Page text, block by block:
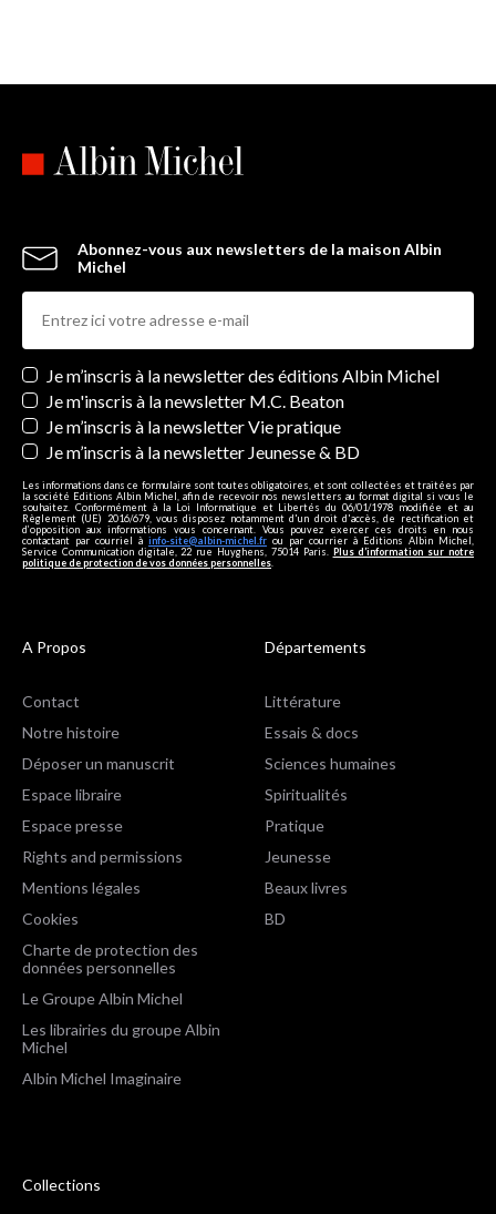
Abonnez-vous aux newsletters de la maison Albin
Michel
Newsletters
Je m’inscris à la newsletter des éditions Albin Michel
Je m'inscris à la newsletter M.C. Beaton
Je m’inscris à la newsletter Vie pratique
Je m’inscris à la newsletter Jeunesse & BD
Les informations dans ce formulaire sont toutes obligatoires, et sont collectées et traitées par
la société Editions Albin Michel, afin de recevoir nos newsletters au format digital si vous le
souhaitez. Conformément à la Loi Informatique et Libertés du 06/01/1978 modifiée et au
Règlement (UE) 2016/679, vous disposez notamment d'un droit d'accès, de rectification et
d’opposition aux informations vous concernant. Vous pouvez exercer ces droits en nous
contactant par courriel à info-site@albin-michel.fr ou par courrier à Editions Albin Michel,
Service Communication digitale, 22 rue Huyghens, 75014 Paris. Plus d’information sur notre
politique de protection de vos données personnelles.
A Propos
Contact
Notre histoire
Déposer un manuscrit
Espace libraire
Espace presse
Rights and permissions
Mentions légales
Cookies
Charte de protection des
données personnelles
Le Groupe Albin Michel
Les librairies du groupe Albin
Michel
Albin Michel Imaginaire
Départements
Littérature
Essais & docs
Sciences humaines
Spiritualités
Pratique
Jeunesse
Beaux livres
BD
Collections